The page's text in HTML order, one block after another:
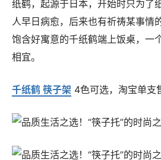
纸鹤，起源于日本，开始时只为了
人早日病愈，后来也有祈祷某事情
饱含好寓意的千纸鹤端上饭桌，一
相宜。
千纸鹤 筷子架 4色可选，淘宝单支